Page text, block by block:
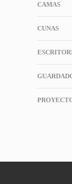
CAMAS
CUNAS